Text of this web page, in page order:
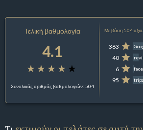
Τελική βαθμολογία
4.1
Συνολικός αριθμός βαθμολογιών: 504
Με βάση 504
363
40
6
95